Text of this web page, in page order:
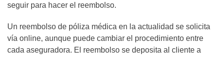
seguir para hacer el reembolso.
Un reembolso de póliza médica en la actualidad se solicita
vía online, aunque puede cambiar el procedimiento entre
cada aseguradora. El reembolso se deposita al cliente a